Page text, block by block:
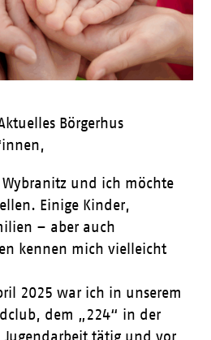
Börgerhus
und ich möchte
Einige Kinder,
– aber auch
kennen mich vielleicht
2025 war ich in unserem
dem „224“ in der